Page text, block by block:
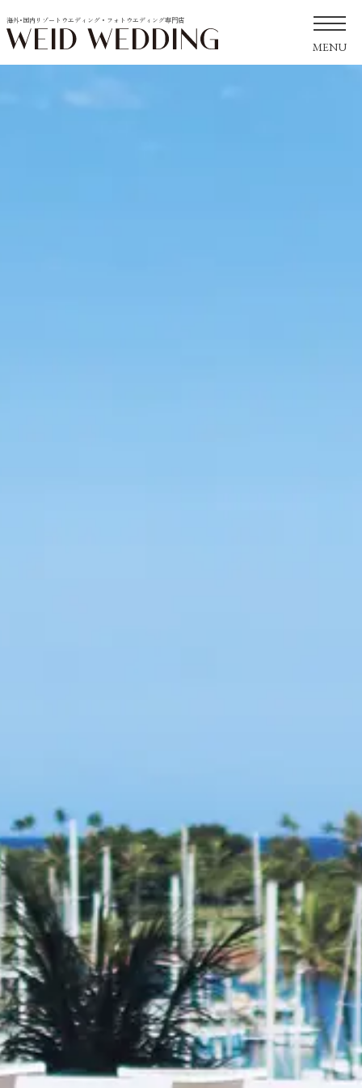
海外･国内リゾートウエディング・フォトウエディング専門店
MENU